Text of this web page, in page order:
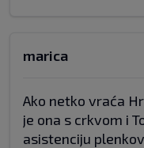
marica
Ako netko vraća
je ona s crkvom i
asistenciju